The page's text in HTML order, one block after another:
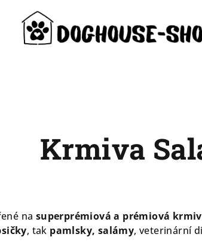
Krmiva
na superprémiová a prémiová
, tak pamlsky, salámy, veterinární